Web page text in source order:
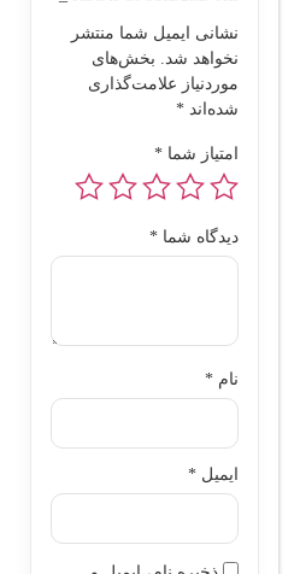
نشانی ایمیل شما منتشر
نخواهد شد. بخش‌های
موردنیاز علامت‌گذاری
شده‌اند *
امتیاز شما *
دیدگاه شما *
نام *
ایمیل *